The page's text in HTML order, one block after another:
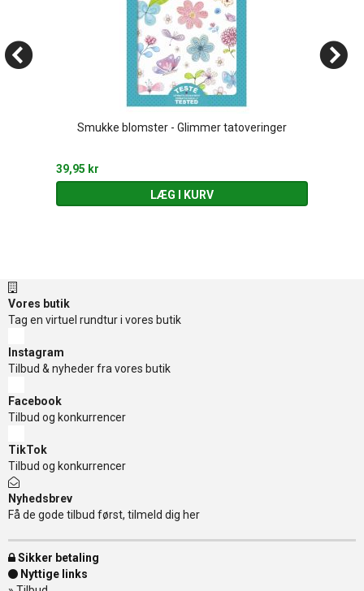
Smukke blomster - Glimmer tatoveringer
39,95 kr
LÆG I KURV
Vores butik
Tag en virtuel rundtur i vores butik
Instagram
Tilbud & nyheder fra vores butik
Facebook
Tilbud og konkurrencer
TikTok
Tilbud og konkurrencer
Nyhedsbrev
Få de gode tilbud først, tilmeld dig her
Sikker betaling
Nyttige links